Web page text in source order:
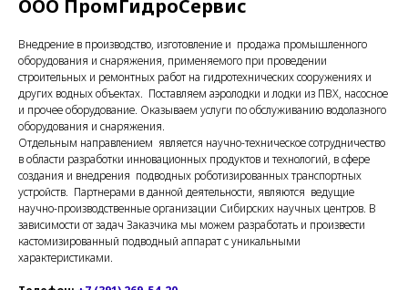
ООО ПромГидроСервис
Внедрение в производство, изготовление и продажа промышленного
оборудования и снаряжения, применяемого при проведении
строительных и ремонтных работ на гидротехнических сооружениях и
других водных объектах. Поставляем аэролодки и лодки из ПВХ, насосное
и прочее оборудование. Оказываем услуги по обслуживанию водолазного
оборудования и снаряжения.
Отдельным направлением является научно-техническое сотрудничество
в области разработки инновационных продуктов и технологий, в сфере
создания и внедрения подводных роботизированных транспортных
устройств. Партнерами в данной деятельности, являются ведущие
научно-производственные организации Сибирских научных центров. В
зависимости от задач Заказчика мы можем разработать и произвести
кастомизированный подводный аппарат с уникальными
характеристиками.